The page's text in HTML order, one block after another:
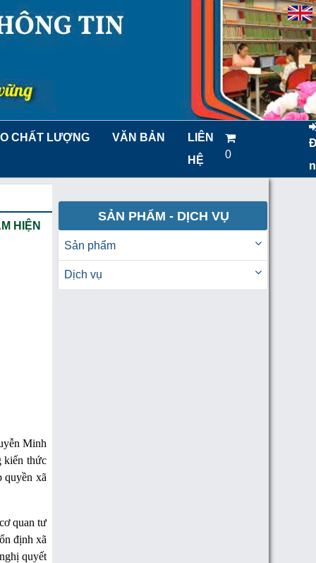
CHẤT LƯỢNG VĂN BẢN
LIÊN
HỆ
0
HIỆN
Minh
kiến thức
quyền xã
quan tư
định xã
quyết
SẢN PHẨM - DỊCH VỤ
Sản phẩm
Dịch vụ